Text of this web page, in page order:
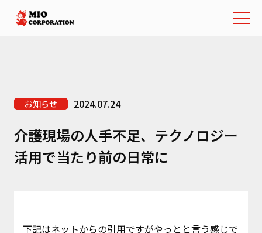
お知らせ 2024.07.24
介護現場の人手不足、テクノロジー
活用で当たり前の日常に
下記はネットからの引用ですがやっとと言う感じで